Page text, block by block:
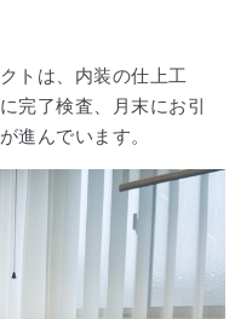
トは、内装の仕上工
完了検査、月末にお引
進んでいます。